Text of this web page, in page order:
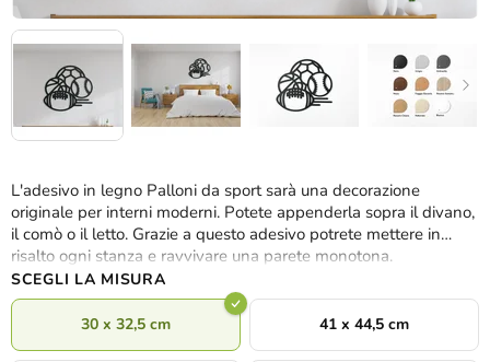
L'adesivo in legno Palloni da sport sarà una decorazione
originale per interni moderni. Potete appenderla sopra il divano,
il comò o il letto. Grazie a questo adesivo potrete mettere in
risalto ogni stanza e ravvivare una parete monotona.
SCEGLI LA MISURA
30 x 32,5 cm 41 x 44,5 cm